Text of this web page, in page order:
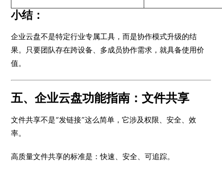
小结：
企业云盘不是特定行业专属工具，而是协作模式升级的结
果。只要团队存在跨设备、多成员协作需求，就具备使用价
值。
五、企业云盘功能指南：文件共享
文件共享不是“发链接”这么简单，它涉及权限、安全、效
率。
高质量文件共享的标准是：快速、安全、可追踪。